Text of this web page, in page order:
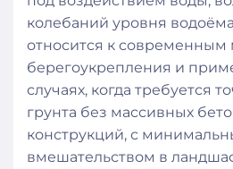
колебаний уровня
относится к современным
берегоукрепления и
случаях, когда требуется
грунта без массивных
конструкций, с
вмешательством в